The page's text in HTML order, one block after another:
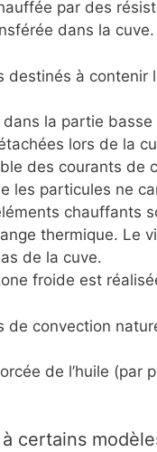
par des
dans la cuve.
destinés à contenir
la partie
lors de la
des courants de
les particules ne
chauffants
thermique. Le
de la cuve.
froide est
de convection
de l’huile (par
certains